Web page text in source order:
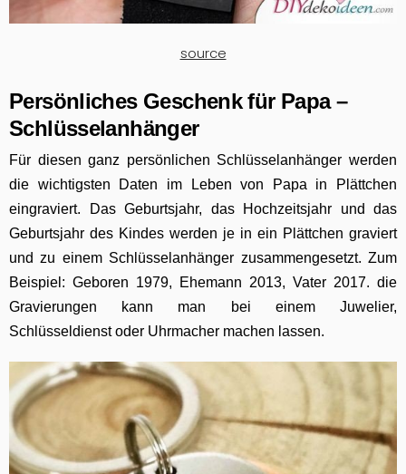
source
Persönliches Geschenk für Papa –
Schlüsselanhänger
Für diesen ganz persönlichen Schlüsselanhänger werden
die wichtigsten Daten im Leben von Papa in Plättchen
eingraviert. Das Geburtsjahr, das Hochzeitsjahr und das
Geburtsjahr des Kindes werden je in ein Plättchen graviert
und zu einem Schlüsselanhänger zusammengesetzt. Zum
Beispiel: Geboren 1979, Ehemann 2013, Vater 2017. die
Gravierungen kann man bei einem Juwelier,
Schlüsseldienst oder Uhrmacher machen lassen.